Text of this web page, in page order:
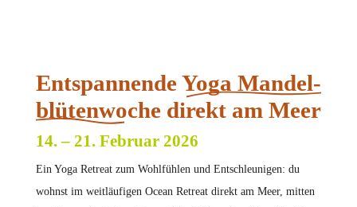
EntspannendeYoga Mandel­
blüten­wochedirekt am Meer
14. – 21. Februar 2026
Ein Yoga Retreat zum Wohlfühlen und Entschleunigen: du
wohnst im weitläufigen Ocean Retreat direkt am Meer, mitten